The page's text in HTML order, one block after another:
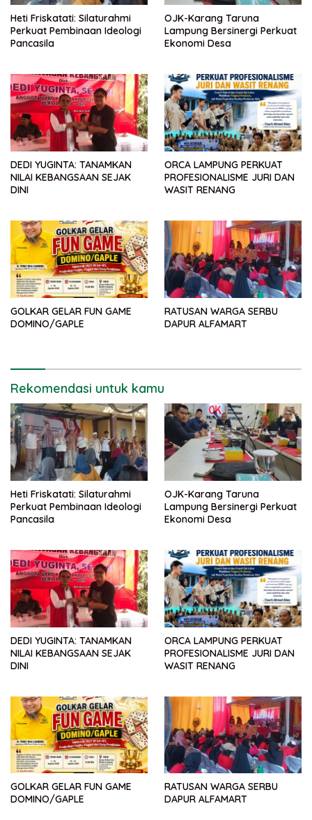
Heti Friskatati: Silaturahmi
Perkuat Pembinaan Ideologi
Pancasila
OJK-Karang Taruna
Lampung Bersinergi Perkuat
Ekonomi Desa
DEDI YUGINTA: TANAMKAN
NILAI KEBANGSAAN SEJAK
DINI
ORCA LAMPUNG PERKUAT
PROFESIONALISME JURI DAN
WASIT RENANG
GOLKAR GELAR FUN GAME
DOMINO/GAPLE
RATUSAN WARGA SERBU
DAPUR ALFAMART
Rekomendasi untuk kamu
Heti Friskatati: Silaturahmi
Perkuat Pembinaan Ideologi
Pancasila
OJK-Karang Taruna
Lampung Bersinergi Perkuat
Ekonomi Desa
DEDI YUGINTA: TANAMKAN
NILAI KEBANGSAAN SEJAK
DINI
ORCA LAMPUNG PERKUAT
PROFESIONALISME JURI DAN
WASIT RENANG
GOLKAR GELAR FUN GAME
DOMINO/GAPLE
RATUSAN WARGA SERBU
DAPUR ALFAMART